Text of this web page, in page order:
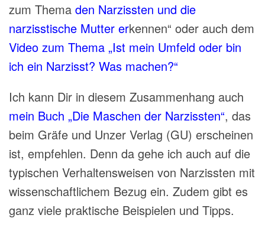
zum Thema den Narzissten und die
narzisstische Mutter erkennen“ oder auch dem
Video zum Thema „Ist mein Umfeld oder bin
ich ein Narzisst? Was machen?“
Ich kann Dir in diesem Zusammenhang auch
mein Buch „Die Maschen der Narzissten“, das
beim Gräfe und Unzer Verlag (GU) erscheinen
ist, empfehlen. Denn da gehe ich auch auf die
typischen Verhaltensweisen von Narzissten mit
wissenschaftlichem Bezug ein. Zudem gibt es
ganz viele praktische Beispielen und Tipps.